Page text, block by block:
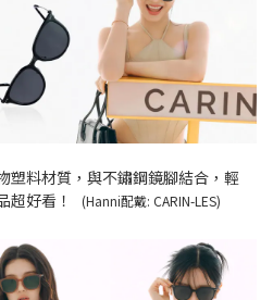
塑料材質，與不鏽鋼鏡腳結合，輕
超好看！
(Hanni配戴: CARIN-LES)